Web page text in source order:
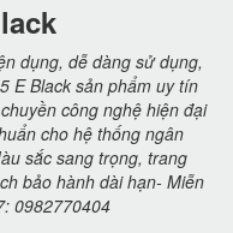
dụng, dễ dàng sử dụng,
E Black sản phẩm uy tín
công nghệ hiện đại
cho hệ thống ngân
sắc sang trọng, trang
bảo hành dài hạn- Miễn
0982770404